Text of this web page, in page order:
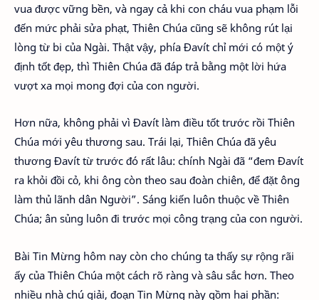
vua được vững bền, và ngay cả khi con cháu vua phạm lỗi
đến mức phải sửa phạt, Thiên Chúa cũng sẽ không rút lại
lòng từ bi của Ngài. Thật vậy, phía Đavít chỉ mới có một ý
định tốt đẹp, thì Thiên Chúa đã đáp trả bằng một lời hứa
vượt xa mọi mong đợi của con người.
Hơn nữa, không phải vì Đavít làm điều tốt trước rồi Thiên
Chúa mới yêu thương sau. Trái lại, Thiên Chúa đã yêu
thương Đavít từ trước đó rất lâu: chính Ngài đã “đem Đavít
ra khỏi đồi cỏ, khi ông còn theo sau đoàn chiên, để đặt ông
làm thủ lãnh dân Người”. Sáng kiến luôn thuộc về Thiên
Chúa; ân sủng luôn đi trước mọi công trạng của con người.
Bài Tin Mừng hôm nay còn cho chúng ta thấy sự rộng rãi
ấy của Thiên Chúa một cách rõ ràng và sâu sắc hơn. Theo
nhiều nhà chú giải, đoạn Tin Mừng này gồm hai phần: